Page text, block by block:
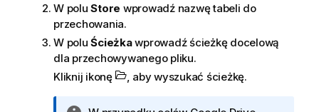
W poluStore wprowadź nazwę tabeli do
przechowania.
W poluŚcieżkawprowadź ścieżkę docelową
dla przechowywanego pliku.
Kliknij ikonę
, aby wyszukać ścieżkę.